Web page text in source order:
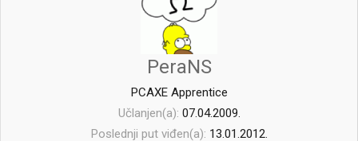
PeraNS
PCAXE Apprentice
Učlanjen(a) 07.04.2009.
Poslednji put viđen(a) 13.01.2012.